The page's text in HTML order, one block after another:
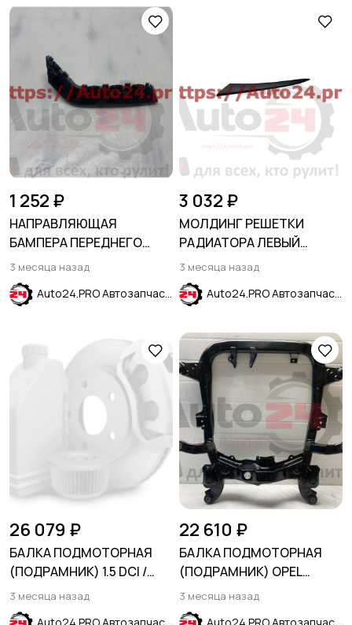
1 252 ₽
НАПРАВЛЯЮЩАЯ
БАМПЕРА ПЕРЕДНЕГО
ПРАВАЯ HONDA CIVIC X
2015-
3 месяца назад
Auto24.PRO Автозапчасти
3 032 ₽
МОЛДИНГ РЕШЕТКИ
РАДИАТОРА ЛЕВЫЙ
HONDA CIVIC XI 2021-2024
3 месяца назад
Auto24.PRO Автозапчасти
26 079 ₽
БАЛКА ПОДМОТОРНАЯ
(ПОДРАМНИК) 1.5 DCI /
2.0TDI NISSAN QASHQAI
(J10) 2006-
3 месяца назад
22 610 ₽
БАЛКА ПОДМОТОРНАЯ
(ПОДРАМНИК) OPEL
ASTRA G 1998-2005
3 месяца назад